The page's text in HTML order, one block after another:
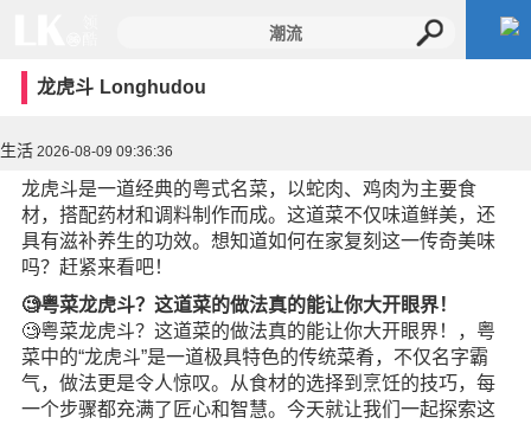
龙虎斗 Longhudou
生活 2026-08-09 09:36:36
龙虎斗是一道经典的粤式名菜，以蛇肉、鸡肉为主要食
材，搭配药材和调料制作而成。这道菜不仅味道鲜美，还
具有滋补养生的功效。想知道如何在家复刻这一传奇美味
吗？赶紧来看吧！
🧐粤菜龙虎斗？这道菜的做法真的能让你大开眼界！
🧐粤菜龙虎斗？这道菜的做法真的能让你大开眼界！，粤
菜中的“龙虎斗”是一道极具特色的传统菜肴，不仅名字霸
气，做法更是令人惊叹。从食材的选择到烹饪的技巧，每
一个步骤都充满了匠心和智慧。今天就让我们一起探索这